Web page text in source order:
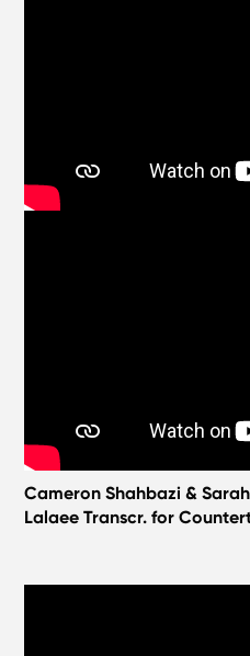
Cameron Shahbazi &
Lalaee Transcr. for